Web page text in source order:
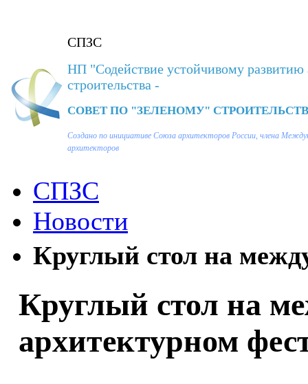
СПЗС
НП "Содействие устойчивому развитию
строительства -
СОВЕТ ПО "ЗЕЛЕНОМУ"
Создано по инициативе Союза архитекторов России, члена
архитекторов
СПЗС
Новости
Круглый стол на
Круглый стол на
архитектурном